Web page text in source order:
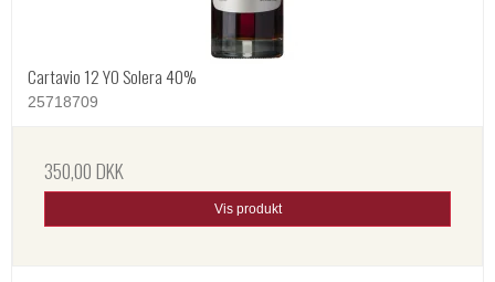
Cartavio 12 YO Solera 40%
25718709
350,00 DKK
Vis produkt